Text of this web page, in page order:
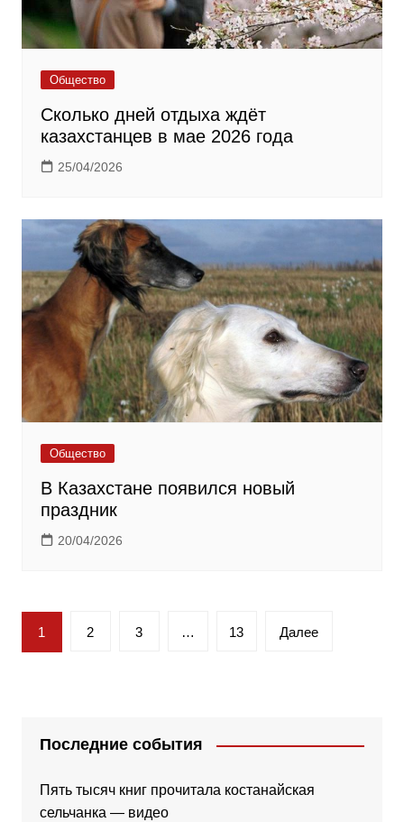
Общество
Сколько дней отдыха ждёт
казахстанцев в мае 2026 года
25/04/2026
Общество
В Казахстане появился новый
праздник
20/04/2026
Пагинация
записей
1 2 3 … 13 Далее
Последние события
Пять тысяч книг прочитала костанайская
сельчанка — видео